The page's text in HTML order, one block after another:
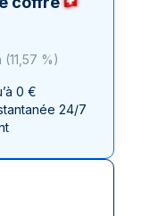
(11,57 %)
0 €
24/7